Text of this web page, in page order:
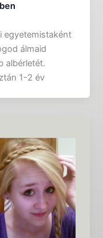
egyetemistaként
álmaid
albérletét.
1-2 év